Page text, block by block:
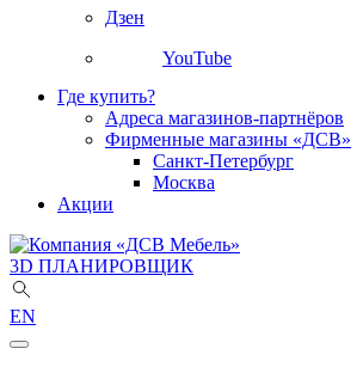
Дзен
YouTube
Где купить?
Адреса магазинов-партнёров
Фирменные магазины «ДСВ»
Санкт-Петербург
Москва
Акции
3D ПЛАНИРОВЩИК
EN